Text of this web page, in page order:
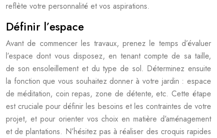
reflète votre personnalité et vos aspirations.
Définir l’espace
Avant de commencer les travaux, prenez le temps d’évaluer
l’espace dont vous disposez, en tenant compte de sa taille,
de son ensoleillement et du type de sol. Déterminez ensuite
la fonction que vous souhaitez donner à votre jardin : espace
de méditation, coin repas, zone de détente, etc. Cette étape
est cruciale pour définir les besoins et les contraintes de votre
projet, et pour orienter vos choix en matière d’aménagement
et de plantations. N’hésitez pas à réaliser des croquis rapides